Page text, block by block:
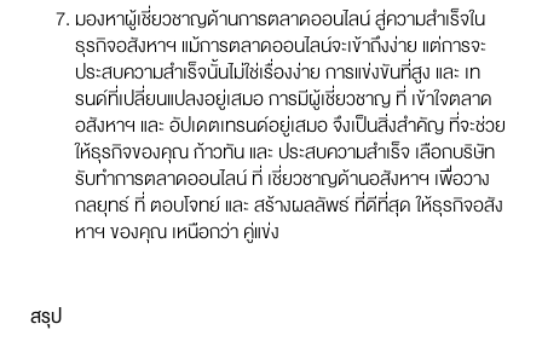
มองหาผู้เชี่ยวชาญด้านการตลาดออนไลน์ สู่ความสำเร็จใน
ธุรกิจอสังหาฯ แม้การตลาดออนไลน์จะเข้าถึงง่าย แต่การจะ
ประสบความสำเร็จนั้นไม่ใช่เรื่องง่าย การแข่งขันที่สูง และ เท
รนด์ที่เปลี่ยนแปลงอยู่เสมอ การมีผู้เชี่ยวชาญ ที่ เข้าใจตลาด
อสังหาฯ และ อัปเดตเทรนด์อยู่เสมอ จึงเป็นสิ่งสำคัญ ที่จะช่วย
ให้ธุรกิจของคุณ ก้าวทัน และ ประสบความสำเร็จ เลือกบริษัท
รับทำการตลาดออนไลน์ ที่ เชี่ยวชาญด้านอสังหาฯ เพื่อวาง
กลยุทธ์ ที่ ตอบโจทย์ และ สร้างผลลัพธ์ ที่ดีที่สุด ให้ธุรกิจอสัง
หาฯ ของคุณ เหนือกว่า คู่แข่ง
สรุป